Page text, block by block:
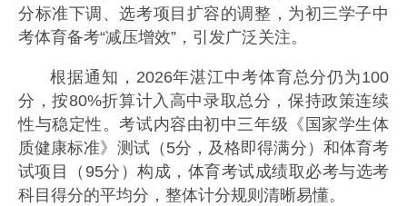
分标准下调、选考项目扩容的调整，为初三学子中
考体育备考“减压增效”，引发广泛关注。
根据通知，2026年湛江中考体育总分仍为100
分，按80%折算计入高中录取总分，保持政策连续
性与稳定性。考试内容由初中三年级《国家学生体
质健康标准》测试（5分，及格即得满分）和体育考
试项目（95分）构成，体育考试成绩取必考与选考
科目得分的平均分，整体计分规则清晰易懂。